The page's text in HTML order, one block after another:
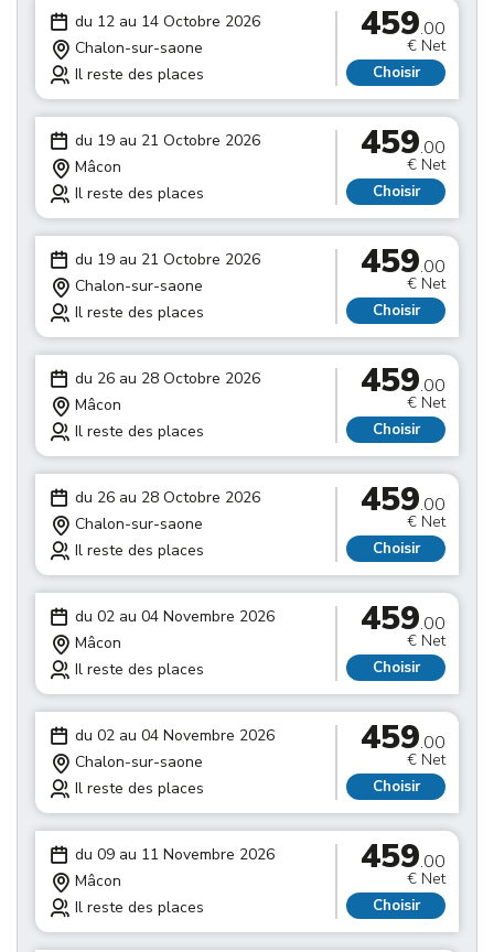
du 12 au 14 Octobre 2026
Chalon-sur-saone
Il reste des places
459.00
€ Net
Choisir
du 19 au 21 Octobre 2026
Mâcon
Il reste des places
459.00
€ Net
Choisir
du 19 au 21 Octobre 2026
Chalon-sur-saone
Il reste des places
459.00
€ Net
Choisir
du 26 au 28 Octobre 2026
Mâcon
Il reste des places
459.00
€ Net
Choisir
du 26 au 28 Octobre 2026
Chalon-sur-saone
Il reste des places
459.00
€ Net
Choisir
du 02 au 04 Novembre 2026
Mâcon
Il reste des places
459.00
€ Net
Choisir
du 02 au 04 Novembre 2026
Chalon-sur-saone
Il reste des places
459.00
€ Net
Choisir
du 09 au 11 Novembre 2026
Mâcon
Il reste des places
459.00
€ Net
Choisir